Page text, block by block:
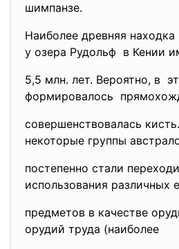
шимпанзе.
Наиболее древняя
у озера Рудольф в Кении
5,5 млн. лет. Вероятно, в
формировалось
совершенствовалась
некоторые группы
постепенно стали
использования различных
предметов в качестве
орудий труда (наиболее